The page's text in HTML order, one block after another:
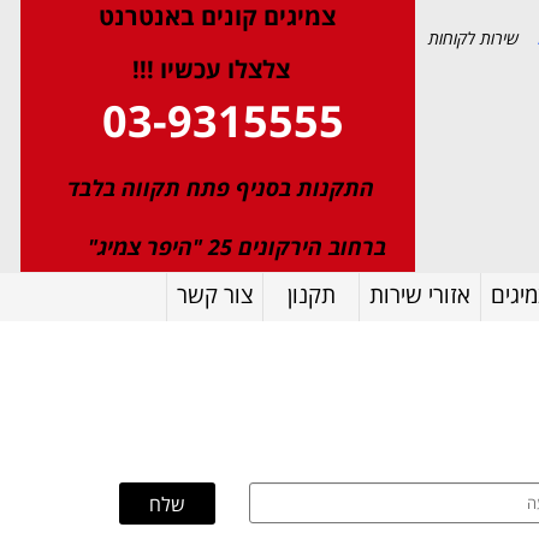
שירות לקוחות
צמיגים קונים באנטרנט
צלצלו עכשיו !!!
03-9315555
התקנות בסניף פתח תקווה בלבד
ברחוב הירקונים 25 "היפר צמיג"
אזורי שירות תקנון צור קשר